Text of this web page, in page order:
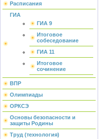
Расписания
ГИА
ГИА 9
Итоговое
собеседование
ГИА 11
Итоговое
сочинение
ВПР
Олимпиады
ОРКСЭ
Основы безопасности и
защиты Родины
Труд (технология)